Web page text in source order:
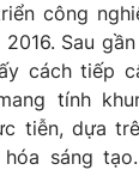
tương lai
công
2016. Sau
cách tiếp
tính
tiễn, dựa
sáng